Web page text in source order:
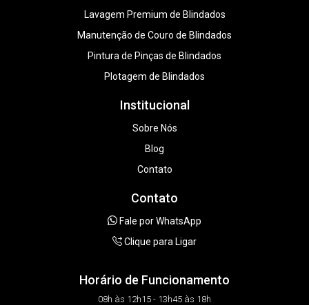
Lavagem Premium de Blindados
Manutenção de Couro de Blindados
Pintura de Pinças de Blindados
Plotagem de Blindados
Institucional
Sobre Nós
Blog
Contato
Contato
Fale por WhatsApp
Clique para Ligar
Horário de Funcionamento
08h às 12h15 - 13h45 às 18h